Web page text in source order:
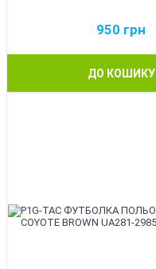
950 грн
ДО КОШИКУ